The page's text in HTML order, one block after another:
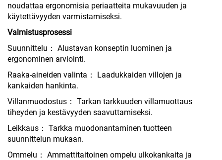
noudattaa ergonomisia periaatteita mukavuuden ja
käytettävyyden varmistamiseksi.
Valmistusprosessi
Suunnittelu： Alustavan konseptin luominen ja
ergonominen arviointi.
Raaka-aineiden valinta： Laadukkaiden villojen ja
kankaiden hankinta.
Villanmuodostus： Tarkan tarkkuuden villamuottaus
tiheyden ja kestävyyden saavuttamiseksi.
Leikkaus： Tarkka muodonantaminen tuotteen
suunnittelun mukaan.
Ommelu： Ammattitaitoinen ompelu ulkokankaita ja